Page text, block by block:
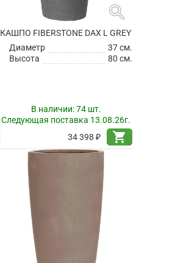
search
КАШПО FIBERSTONE DAX L GREY
Диаметр
37 см.
Высота
80 см.
В наличии:74 шт.
Следующая поставка 13.08.26г.
34 398 ₽
shopping_cart